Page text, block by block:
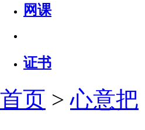
网课
证书
首页 >心意把